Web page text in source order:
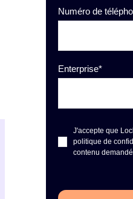
Numéro de
Enterprise*
J'accepte que
politique de
contenu